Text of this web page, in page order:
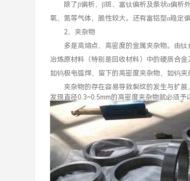
除了β偏析、β斑、富钛偏析及条状α偏析外
氧、氮等气体，脆性较大。还有富铝型α稳定
2、夹杂物
多是高熔点、高密度的金属夹杂物。由钛
冶炼原材料（特别是回收材料）中的硬质合
如钨极电弧焊，留下的高密度夹杂物，如钨夹
夹杂物的存在容易导致裂纹的发生与扩展
发现直径0.3~0.5mm的高密度夹杂物就必须予